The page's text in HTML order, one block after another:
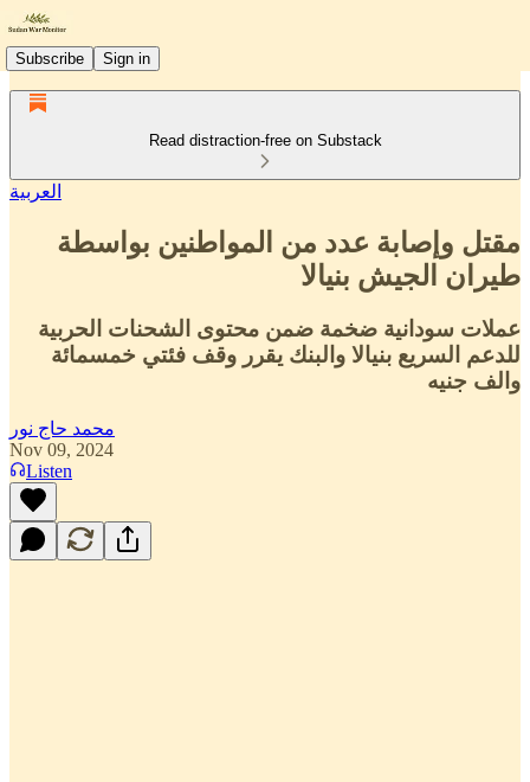
Subscribe Sign in
Read distraction-free on Substack
العربية
مقتل وإصابة عدد من المواطنين بواسطة
طيران الجيش بنيالا
عملات سودانية ضخمة ضمن محتوى الشحنات الحربية
للدعم السريع بنيالا والبنك يقرر وقف فئتي خمسمائة
والف جنيه
محمد حاج نور
Nov 09, 2024
Listen